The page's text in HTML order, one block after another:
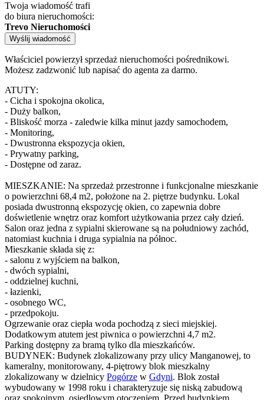
Twoja wiadomość trafi
do biura nieruchomości:
Trevo Nieruchomości
Wyślij wiadomość
Właściciel powierzył sprzedaż nieruchomości pośrednikowi.
Możesz zadzwonić lub napisać do agenta za darmo.
ATUTY:
- Cicha i spokojna okolica,
- Duży balkon,
- Bliskość morza - zaledwie kilka minut jazdy samochodem,
- Monitoring,
- Dwustronna ekspozycja okien,
- Prywatny parking,
- Dostępne od zaraz.
MIESZKANIE: Na sprzedaż przestronne i funkcjonalne mieszkanie
o powierzchni 68,4 m2, położone na 2. piętrze budynku. Lokal
posiada dwustronną ekspozycję okien, co zapewnia dobre
doświetlenie wnętrz oraz komfort użytkowania przez cały dzień.
Salon oraz jedna z sypialni skierowane są na południowy zachód,
natomiast kuchnia i druga sypialnia na północ.
Mieszkanie składa się z:
- salonu z wyjściem na balkon,
- dwóch sypialni,
- oddzielnej kuchni,
- łazienki,
- osobnego WC,
- przedpokoju.
Ogrzewanie oraz ciepła woda pochodzą z sieci miejskiej.
Dodatkowym atutem jest piwnica o powierzchni 4,7 m2.
Parking dostępny za bramą tylko dla mieszkańców.
BUDYNEK: Budynek zlokalizowany przy ulicy Manganowej, to
kameralny, monitorowany, 4-piętrowy blok mieszkalny
zlokalizowany w dzielnicy Pogórze w Gdyni. Blok został
wybudowany w 1998 roku i charakteryzuje się niską zabudową